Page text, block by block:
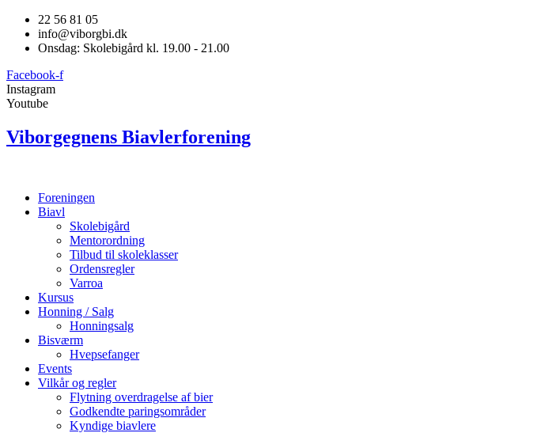
22 56 81 05
info@viborgbi.dk
Onsdag: Skolebigård kl. 19.00 - 21.00
Facebook-f
Instagram
Youtube
Viborgegnens Biavlerforening
Foreningen
Biavl
Skolebigård
Mentorordning
Tilbud til skoleklasser
Ordensregler
Varroa
Kursus
Honning / Salg
Honningsalg
Bisværm
Hvepsefanger
Events
Vilkår og regler
Flytning overdragelse af bier
Godkendte paringsområder
Kyndige biavlere